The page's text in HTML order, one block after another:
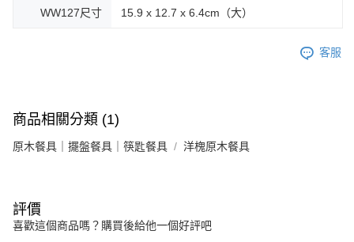
WW127尺寸 15.9 x 12.7 x 6.4cm（大）
客服
商品相關分類 (1)
原木餐具｜擺盤餐具｜筷匙餐具 洋槐原木餐具
評價
喜歡這個商品嗎？購買後給他一個好評吧